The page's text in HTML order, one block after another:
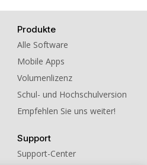
Produkte
Alle Software
Mobile Apps
Volumenlizenz
Schul- und Hochschulversion
Empfehlen Sie uns weiter!
Support
Support-Center